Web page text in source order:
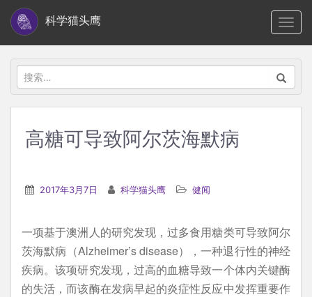
i
科学猫头鹰
搜
索：
高糖可导致阿尔茨海默病
2017年3月7日 科学猫头鹰 健闻
一项基于澳洲人的研究发现，过多食用糖类可导致阿尔
茨海默病（Alzheimer’s disease），一种退行性的神经
疾病。该项研究发现，过高的血糖导致一个体内关键酶
的失活，而该酶在发病早起的炎症性反应中发挥重要作